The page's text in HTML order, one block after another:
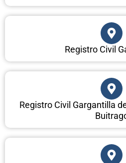
Registro Civil
Registro Civil Gargantilla